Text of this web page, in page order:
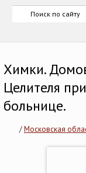
Химки.
Целителя
больнице.
/Московская